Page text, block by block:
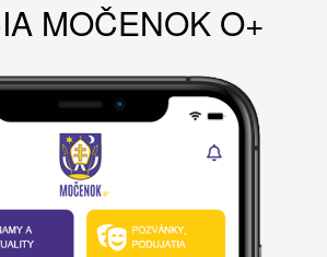
MOČENOK O+